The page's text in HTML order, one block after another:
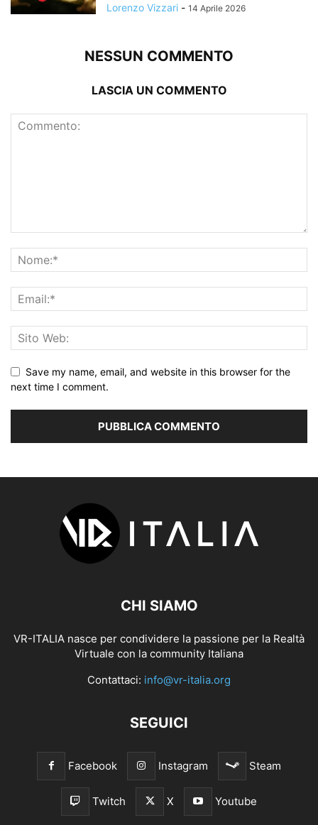
Lorenzo Vizzari - 14 Aprile 2026
NESSUN COMMENTO
LASCIA UN COMMENTO
Save my name, email, and website in this browser for the
next time I comment.
CHI SIAMO
VR-ITALIA nasce per condividere la passione per la Realtà
Virtuale con la community Italiana
Contattaci: info@vr-italia.org
SEGUICI
Facebook Instagram Steam
Twitch X Youtube